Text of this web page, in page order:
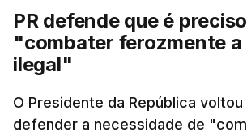
PR defende que é preciso
"combater ferozmente a
ilegal"
O Presidente da República voltou
defender a necessidade de